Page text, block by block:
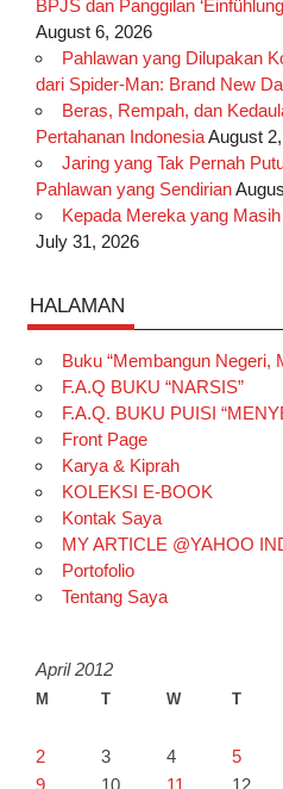
BPJS dan Panggilan
August 6, 2026
Pahlawan yang Dilupakan
dari Spider-Man: Brand New
Beras, Rempah, dan
Pertahanan IndonesiaAugust
Jaring yang Tak Pernah
Pahlawan yang Sendirian
Kepada Mereka yang
July 31, 2026
HALAMAN
Buku “Membangun Negeri,
F.A.Q BUKU “NARSIS”
F.A.Q. BUKU PUISI
Front Page
Karya & Kiprah
KOLEKSI E-BOOK
Kontak Saya
MY ARTICLE @YAHOO
Portofolio
Tentang Saya
April 2012
M T W T
2
3 4 5